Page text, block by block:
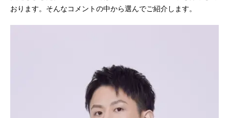
おります。そんなコメントの中から選んでご紹介します。